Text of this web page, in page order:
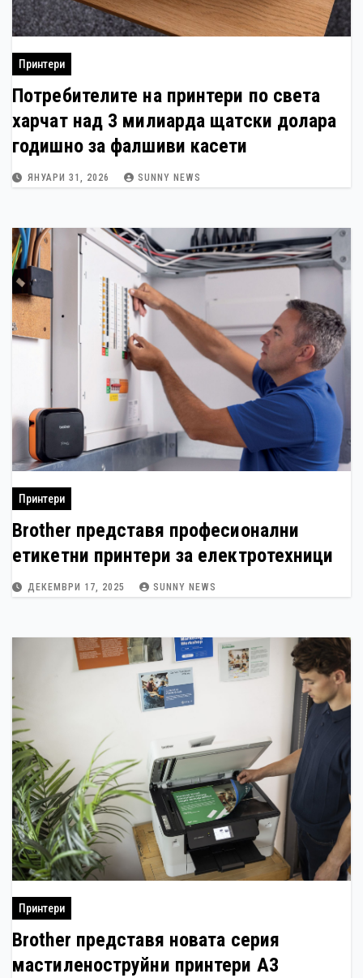
Принтери
Потребителите на принтери по света
харчат над 3 милиарда щатски долара
годишно за фалшиви касети
ЯНУАРИ 31, 2026 SUNNY NEWS
Принтери
Brother представя професионални
етикетни принтери за електротехници
ДЕКЕМВРИ 17, 2025 SUNNY NEWS
Принтери
Brother представя новата серия
мастиленоструйни принтери A3